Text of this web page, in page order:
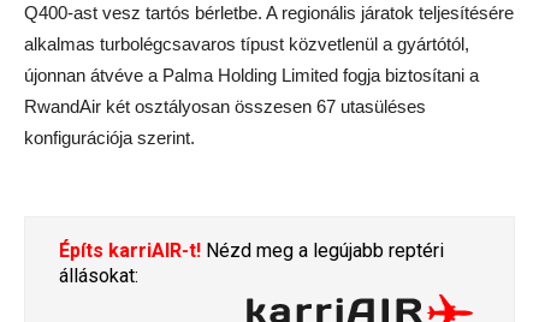
Q400-ast vesz tartós bérletbe. A regionális járatok teljesítésére
alkalmas turbolégcsavaros típust közvetlenül a gyártótól,
újonnan átvéve a Palma Holding Limited fogja biztosítani a
RwandAir két osztályosan összesen 67 utasüléses
konfigurációja szerint.
Építs karriAIR-t! Nézd meg a legújabb reptéri
állásokat: